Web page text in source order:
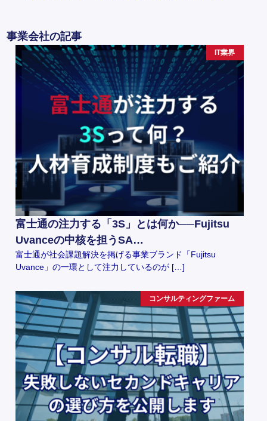
事業会社の記事
IT業界
富士通の注力する「3S」とは何か──Fujitsu
Uvanceの中核を担うSA…
富士通が社会課題解決を掲げる事業ブランド「Fujitsu
Uvance」の一環として注力しているのが […]
コンサルティングファーム